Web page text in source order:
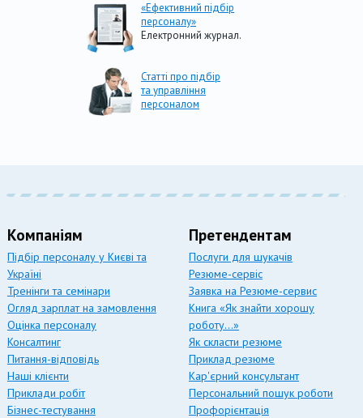
«Ефективний підбір
персоналу»
Електронний журнал.
Статті про підбір
та управління
персоналом
Компаніям
Підбір персоналу у Києві та
Україні
Тренінги та семінари
Огляд зарплат на замовлення
Оцінка персоналу
Консалтинг
Питання-відповідь
Наші клієнти
Приклади робіт
Бізнес-тестування
Претендентам
Послуги для шукачів
Резюме-сервіс
Заявка на Резюме-сервис
Книга «Як знайти хорошу
роботу…»
Як скласти резюме
Приклад резюме
Кар'єрний консультант
Персональний пошук роботи
Профорієнтація